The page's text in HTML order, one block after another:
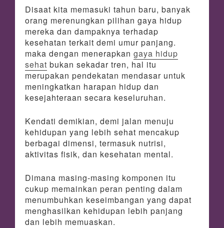
Disaat kita memasuki tahun baru, banyak
orang merenungkan pilihan gaya hidup
mereka dan dampaknya terhadap
kesehatan terkait demi umur panjang.
maka dengan menerapkan gaya hidup
sehat bukan sekadar tren, hal itu
merupakan pendekatan mendasar untuk
meningkatkan harapan hidup dan
kesejahteraan secara keseluruhan.
Kendati demikian, demi jalan menuju
kehidupan yang lebih sehat mencakup
berbagai dimensi, termasuk nutrisi,
aktivitas fisik, dan kesehatan mental.
Dimana masing-masing komponen itu
cukup memainkan peran penting dalam
menumbuhkan keseimbangan yang dapat
menghasilkan kehidupan lebih panjang
dan lebih memuaskan.